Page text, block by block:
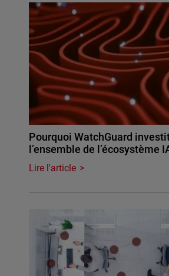
Pourquoi WatchGuard
l’ensemble de l’écosystème
Lire l'article